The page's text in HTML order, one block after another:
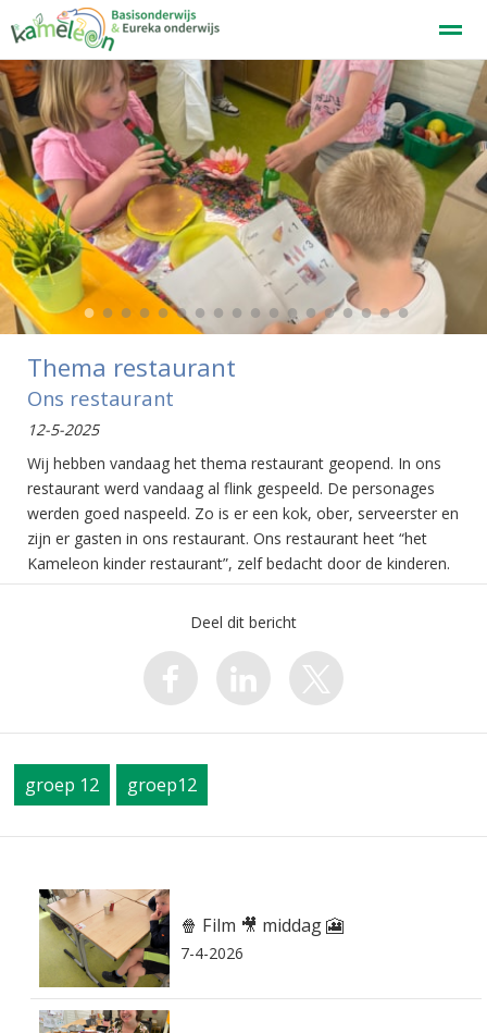
Welkom
Home Zoeken Nieuws Agenda
● ● ● ● ●● ● ● ● ●● ● ●●●●●●
Thema restaurant
Ons restaurant
12-5-2025
Wij hebben vandaag het thema restaurant geopend. In ons
restaurant werd vandaag al flink gespeeld. De personages
werden goed naspeeld. Zo is er een kok, ober, serveerster en
zijn er gasten in ons restaurant. Ons restaurant heet “het
Kameleon kinder restaurant”, zelf bedacht door de kinderen.
Deel dit bericht
groep 12 groep12
🍿 Film 🎥 middag 🎦
7-4-2026